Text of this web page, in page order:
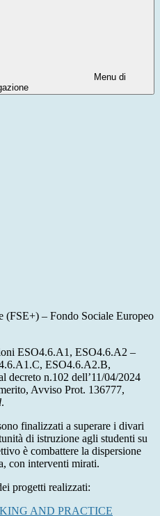
Menu di
(FSE+) – Fondo Sociale Europeo
ESO4.6.A1, ESO4.6.A2 –
ESO4.6.A2.B,
decreto n.102 dell’11/04/2024
Avviso Prot. 136777,
.
finalizzati a superare i divari
di istruzione agli studenti su
è combattere la dispersione
con interventi mirati.
progetti realizzati:
AND PRACTICE